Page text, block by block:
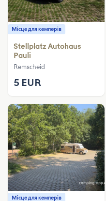
Місце для кемперів
Stellplatz Autohaus
Pauli
Remscheid
5 EUR
Місце для кемперів